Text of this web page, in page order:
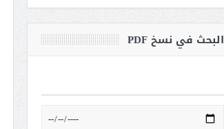
البحث في نسخ PDF